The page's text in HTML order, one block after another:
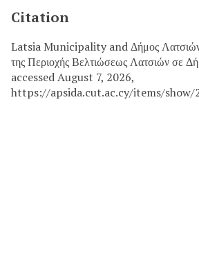
Citation
Latsia Municipality and Δήμος Λατσιών,
της Περιοχής Βελτιώσεως Λατσιών σε
accessed August 7, 2026,
https://apsida.cut.ac.cy/items/show/